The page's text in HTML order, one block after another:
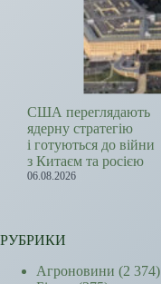
США переглядають
ядерну стратегію
і готуються до війни
з Китаєм та росією
06.08.2026
РУБРИКИ
Агроновини (2 374)